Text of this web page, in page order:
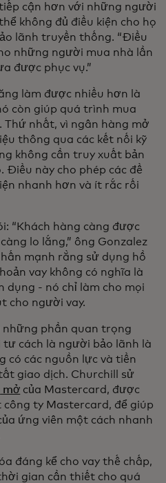
cận hơn với những người
không đủ điều kiện cho họ
lãnh truyền thống. “Điều
những người mua nhà lần
được phục vụ.”
làm được nhiều hơn là
còn giúp quá trình mua
nhất, vì ngân hàng mở
thông qua các kết nối kỹ
không cần truy xuất bản
Điều này cho phép các đề
nhanh hơn và ít rắc rối
“Khách hàng càng được
lo lắng,” ông Gonzalez
mạnh rằng sử dụng hồ
vay không có nghĩa là
dụng - nó chỉ làm cho mọi
cho người vay.
những phần quan trọng
cách là người bảo lãnh là
có các nguồn lực và tiền
giao dịch. Churchill sử
mở của Mastercard, được
ty Mastercard, để giúp
ứng viên một cách nhanh
đáng kể cho vay thế chấp,
gian cần thiết cho quá